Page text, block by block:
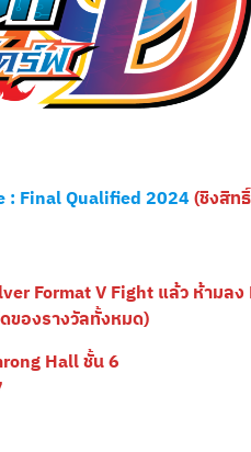
: Final Qualified 2024(ชิงสิท
Format V Fight แล้ว ห้ามล
องรางวัลทั้งหมด)
Hall ชั้น 6